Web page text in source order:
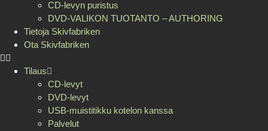
CD-levyn puristus
DVD-VALIKON TUOTANTO – AUTHORING
Tietoja Skivfabriken
Ota Skivfabriken
Tilaus
CD-levyt
DVD-levyt
USB-muistitikku kotelon kanssa
Palvelut